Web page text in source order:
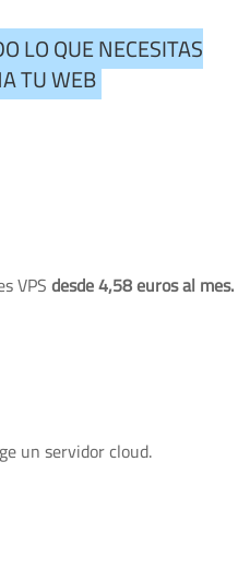
LO QUE NECESITAS
TU WEB
VPSdesde 4,58 euros al mes.
un servidor cloud.